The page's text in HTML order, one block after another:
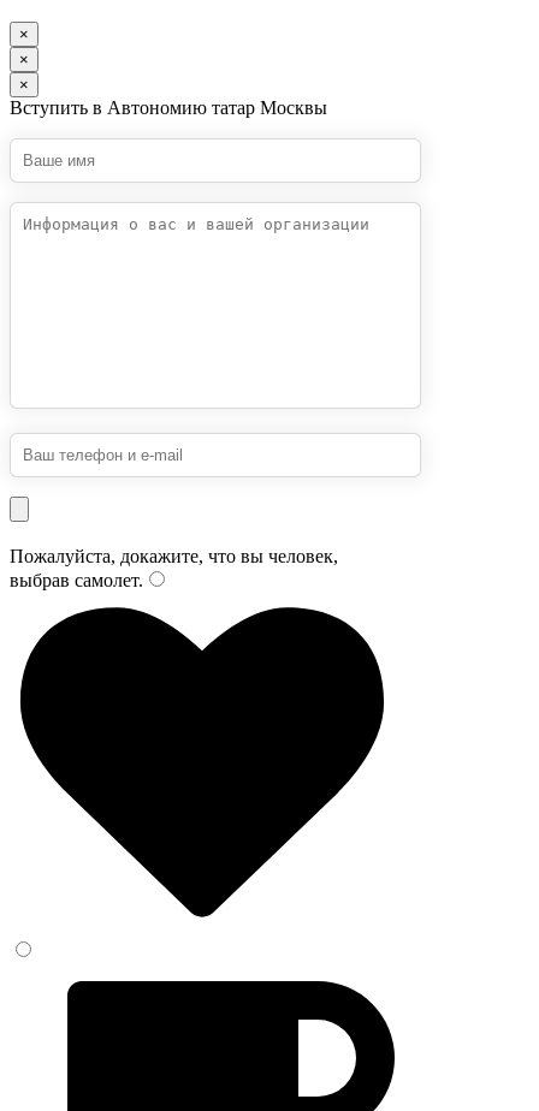
×
×
×
Вступить в Автономию татар Москвы
Пожалуйста, докажите, что вы человек,
выбрав самолет.